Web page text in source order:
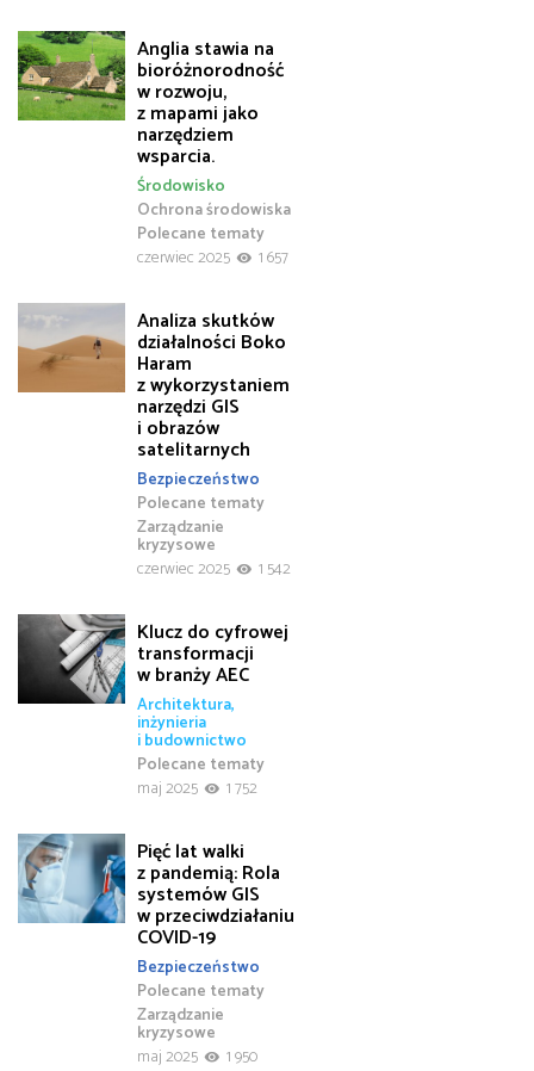
Anglia stawia na
bioróżnorodność
w rozwoju,
z mapami jako
narzędziem
wsparcia.
Ochrona środowiska
Polecane tematy
Środowisko
czerwiec 2025 1 657
Analiza skutków
działalności Boko
Haram
z wykorzystaniem
narzędzi GIS
i obrazów
satelitarnych
Bezpieczeństwo
Polecane tematy
Zarządzanie
kryzysowe
czerwiec 2025
1 542
Klucz do cyfrowej
transformacji
w branży AEC
Architektura,
inżynieria
i budownictwo
Polecane tematy
maj 2025
1 752
Pięć lat walki
z pandemią: Rola
systemów GIS
w przeciwdziałaniu
COVID-19
Bezpieczeństwo
Polecane tematy
Zarządzanie
kryzysowe
maj 2025
1 950